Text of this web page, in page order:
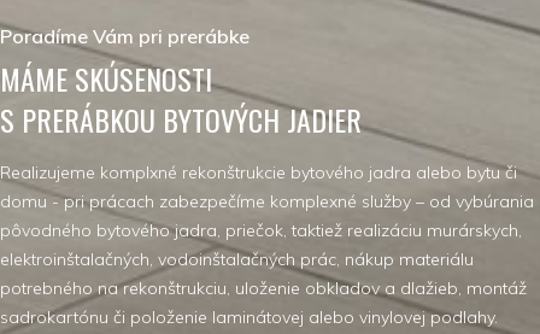
Poradíme Vám pri prerábke
MÁME SKÚSENOSTI
S PRERÁBKOU BYTOVÝCH JADIER
Realizujeme komplxné rekonštrukcie bytového jadra alebo bytu či
domu - pri prácach zabezpečíme komplexné služby – od vybúrania
pôvodného bytového jadra, priečok, taktiež realizáciu murárskych,
elektroinštalačných, vodoinštalačných prác, nákup materiálu
potrebného na rekonštrukciu, uloženie obkladov a dlažieb, montáž
sadrokartónu či položenie laminátovej alebo vinylovej podlahy.